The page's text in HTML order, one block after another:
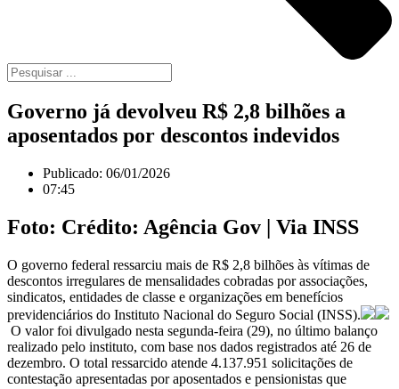
Governo já devolveu R$ 2,8 bilhões a
aposentados por descontos indevidos
Publicado: 06/01/2026
07:45
Foto: Crédito: Agência Gov | Via INSS
O governo federal ressarciu mais de R$ 2,8 bilhões às vítimas de
descontos irregulares de mensalidades cobradas por associações,
sindicatos, entidades de classe e organizações em benefícios
previdenciários do Instituto Nacional do Seguro Social (INSS).
O valor foi divulgado nesta segunda-feira (29), no último balanço
realizado pelo instituto, com base nos dados registrados até 26 de
dezembro. O total ressarcido atende 4.137.951 solicitações de
contestação apresentadas por aposentados e pensionistas que